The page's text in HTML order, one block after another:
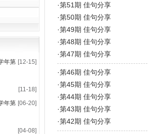
[12-15]
年第
[11-18]
[06-20]
年第
[04-08]
·第51期 佳句分享
·第50期 佳句分享
·第49期 佳句分享
·第48期 佳句分享
·第47期 佳句分享
·第46期 佳句分享
·第45期 佳句分享
·第44期 佳句分享
·第43期 佳句分享
·第42期 佳句分享